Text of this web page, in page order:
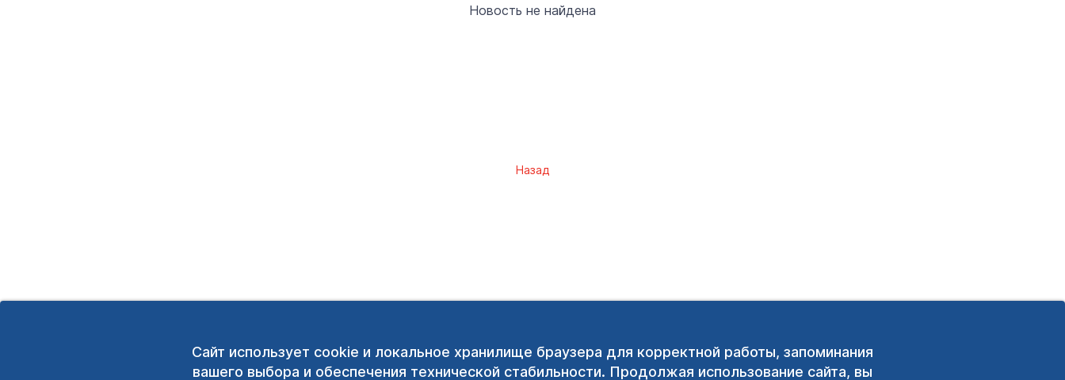
Сайт использует cookie и локальное хранилище браузера для корректной работы, запоминания
вашего выбора и обеспечения технической стабильности. Продолжая использование сайта, вы
Новость не найдена
Назад